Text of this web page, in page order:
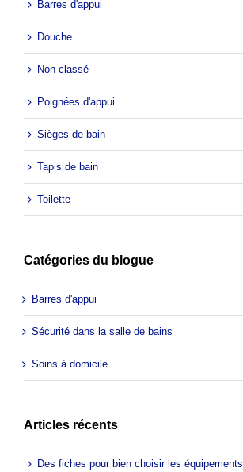
Barres d'appui
Douche
Non classé
Poignées d'appui
Sièges de bain
Tapis de bain
Toilette
Catégories du blogue
Barres d'appui
Sécurité dans la salle de bains
Soins à domicile
Articles récents
Des fiches pour bien choisir les équipements